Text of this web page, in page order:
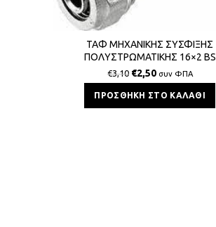
ΤΑΦ ΜΗΧΑΝΙΚΗΣ ΣΥΣΦΙΞΗΣ
ΠΟΛΥΣΤΡΩΜΑΤΙΚΗΣ 16×2 BS
€3,10 €2,50 συν ΦΠΑ
ΠΡΟΣΘΉΚΗ ΣΤΟ ΚΑΛΆΘΙ